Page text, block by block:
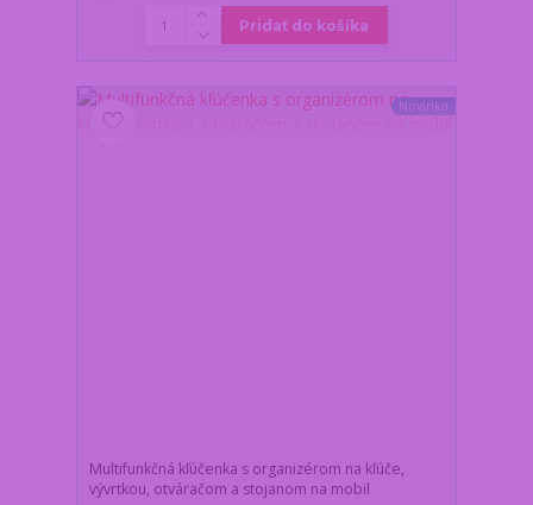
Pridať do košíka
Novinka
Multifunkčná kľúčenka s organizérom na kľúče,
vývrtkou, otváračom a stojanom na mobil